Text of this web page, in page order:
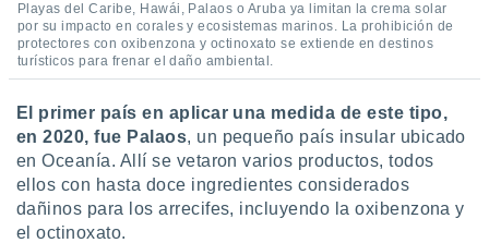
de
de
e
mediante
Playas del Caribe, Hawái, Palaos o Aruba ya limitan la crema solar
por su impacto en corales y ecosistemas marinos. La prohibición de
protectores con oxibenzona y octinoxato se extiende en destinos
turísticos para frenar el daño ambiental.
El primer país en aplicar una medida de este tipo,
en 2020, fue Palaos, un pequeño país insular ubicado
en Oceanía. Allí se vetaron varios productos, todos
ellos con hasta doce ingredientes considerados
dañinos para los arrecifes, incluyendo la oxibenzona y
el octinoxato.